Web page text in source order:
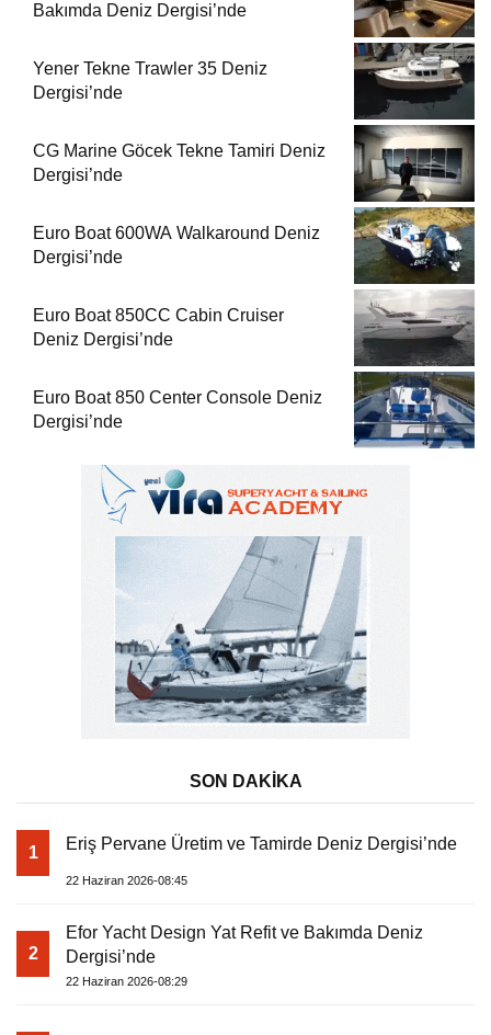
Bakımda Deniz Dergisi’nde
Yener Tekne Trawler 35 Deniz
Dergisi’nde
CG Marine Göcek Tekne Tamiri Deniz
Dergisi’nde
Euro Boat 600WA Walkaround Deniz
Dergisi’nde
Euro Boat 850CC Cabin Cruiser
Deniz Dergisi’nde
Euro Boat 850 Center Console Deniz
Dergisi’nde
SON DAKİKA
1 Eriş Pervane Üretim ve Tamirde Deniz Dergisi’nde
22 Haziran 2026-08:45
2
Efor Yacht Design Yat Refit ve Bakımda Deniz
Dergisi’nde
22 Haziran 2026-08:29